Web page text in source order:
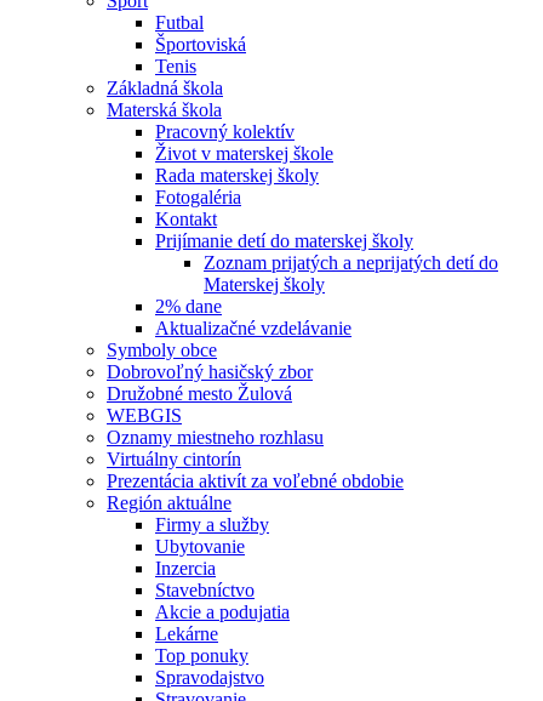
Futbal
Športoviská
Tenis
Základná škola
Materská škola
Pracovný kolektív
Život v materskej škole
Rada materskej školy
Fotogaléria
Kontakt
Prijímanie detí do materskej školy
Zoznam prijatých a neprijatých detí do
Materskej školy
2% dane
Aktualizačné vzdelávanie
Symboly obce
Dobrovoľný hasičský zbor
Družobné mesto Žulová
WEBGIS
Oznamy miestneho rozhlasu
Virtuálny cintorín
Prezentácia aktivít za voľebné obdobie
Región aktuálne
Firmy a služby
Ubytovanie
Inzercia
Stavebníctvo
Akcie a podujatia
Lekárne
Top ponuky
Spravodajstvo